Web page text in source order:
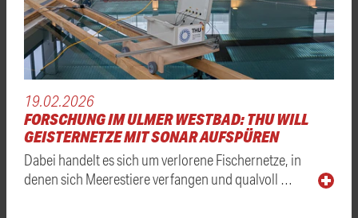
19.02.2026
FORSCHUNG IM ULMER WESTBAD: THU WILL
GEISTERNETZE MIT SONAR AUFSPÜREN
Dabei handelt es sich um verlorene Fischernetze, in
denen sich Meerestiere verfangen und qualvoll …